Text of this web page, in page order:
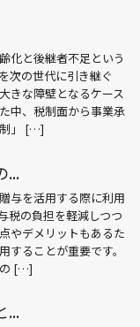
化と後継者不足という
次の世代に引き継ぐ
きな障壁となるケース
中、税制面から事業承
」 […]
...
与を活用する際に利用
税の負担を軽減しつつ
やデメリットもあるた
することが重要です。
の […]
...